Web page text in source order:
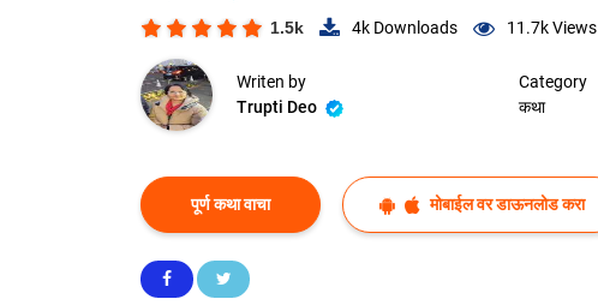
1.5k 4k Downloads 11.7kViews
Writen by
Trupti Deo
Category
कथा
पूर्ण कथा वाचा मोबाईल वर डाऊनलोड करा